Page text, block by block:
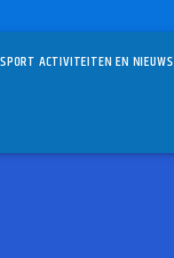
SPORT ACTIVITEITEN EN NIEUWS